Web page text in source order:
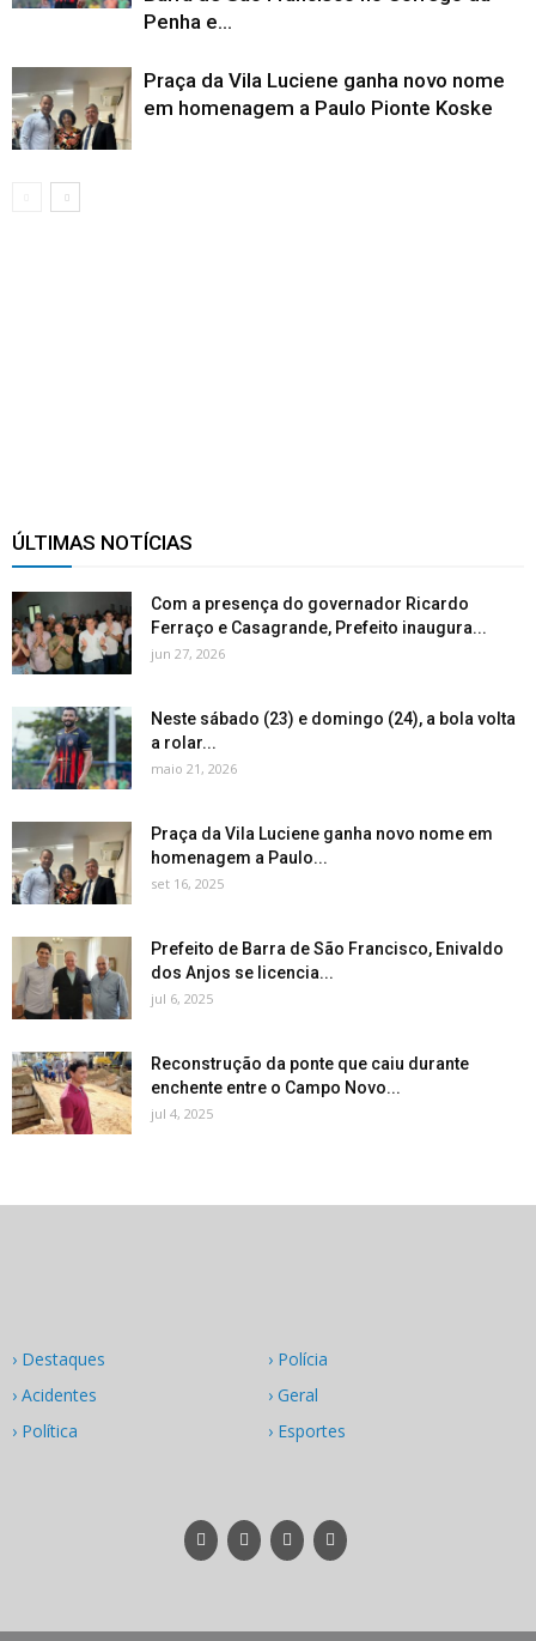
Penha e...
Praça da Vila Luciene ganha novo nome
em homenagem a Paulo Pionte Koske
ÚLTIMAS NOTÍCIAS
Com a presença do governador Ricardo
Ferraço e Casagrande, Prefeito inaugura...
jun 27, 2026
Neste sábado (23) e domingo (24), a bola volta
a rolar...
maio 21, 2026
Praça da Vila Luciene ganha novo nome em
homenagem a Paulo...
set 16, 2025
Prefeito de Barra de São Francisco, Enivaldo
dos Anjos se licencia...
jul 6, 2025
Reconstrução da ponte que caiu durante
enchente entre o Campo Novo...
jul 4, 2025
› Destaques
› Acidentes
› Política
› Polícia
› Geral
› Esportes